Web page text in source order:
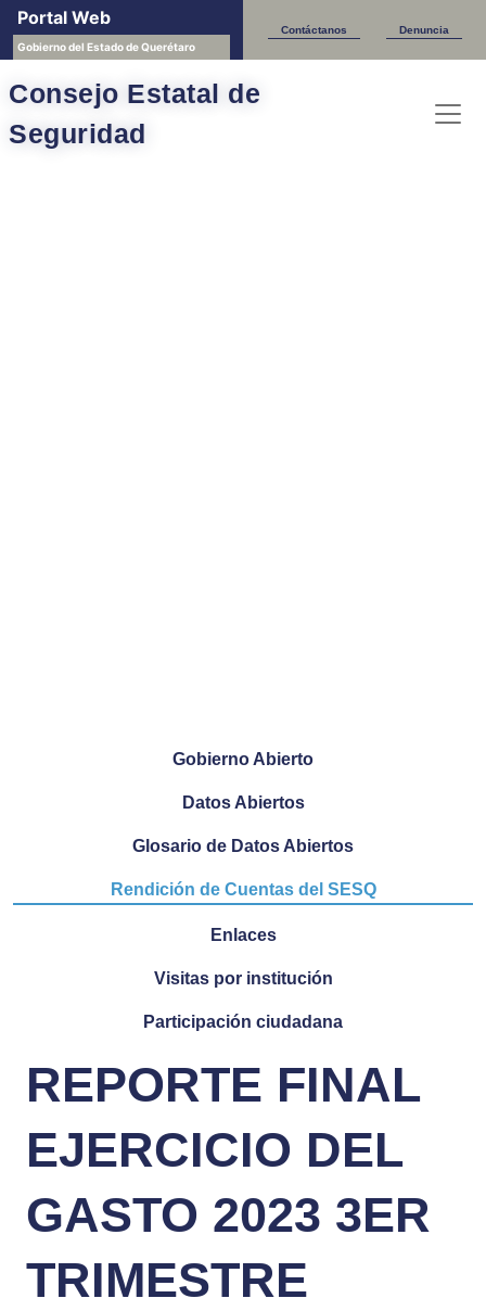
Portal Web
Gobierno del Estado de Querétaro
Contáctanos Denuncia
Consejo Estatal de
Seguridad
Gobierno Abierto
Datos Abiertos
Glosario de Datos Abiertos
Rendición de Cuentas del SESQ
Enlaces
Visitas por institución
Participación ciudadana
REPORTE FINAL
EJERCICIO DEL
GASTO 2023 3ER
TRIMESTRE